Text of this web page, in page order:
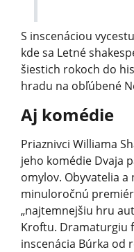
S inscenáciou
kde sa Letné
šiestich rokoch do
hradu na obľúbené
Aj komédie
Priaznivci Williama
jeho komédie Dvaja
omylov. Obyvatelia a
minuloročnú
„najtemnejšiu hru
Kroftu. Dramaturgiu
inscenácia Búrka od